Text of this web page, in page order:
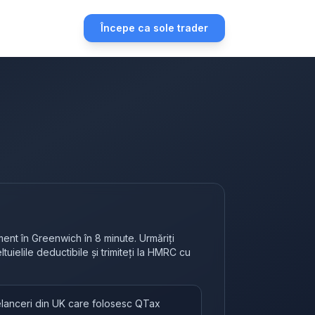
Începe ca sole trader
în Greenwich în 8 minute. Urmăriți
deductibile și trimiteți la HMRC cu
din UK care folosesc QTax